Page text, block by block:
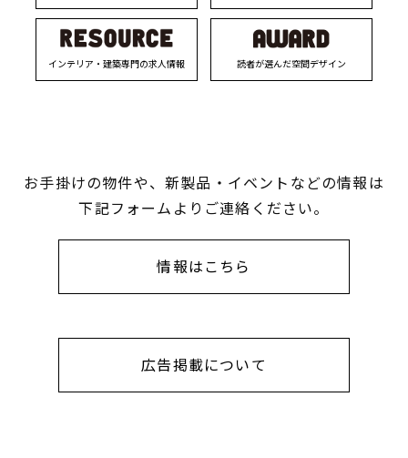
インテリア・建築専門の求人情報 読者が選んだ空間デザイン
お手掛けの物件や、新製品・イベントなどの情報は
下記フォームよりご連絡ください。
情報はこちら
広告掲載について